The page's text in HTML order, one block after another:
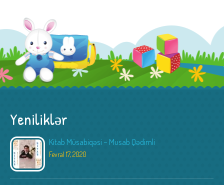
Yeniliklər
Kitab Müsabiqəsi – Musab Qədimli
Fevral 17, 2020